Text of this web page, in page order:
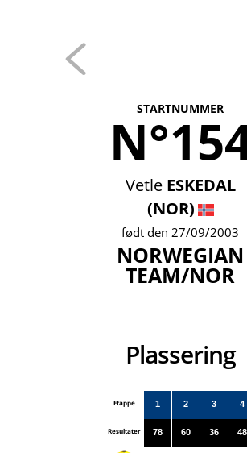
STARTNUMMER
Vetle ESKEDAL
(NOR)
født den 27/09/2003
NORWEGIAN
TEAM/NOR
Plassering
Etappe
Resultater
1
78
2
60
3
36
4
48